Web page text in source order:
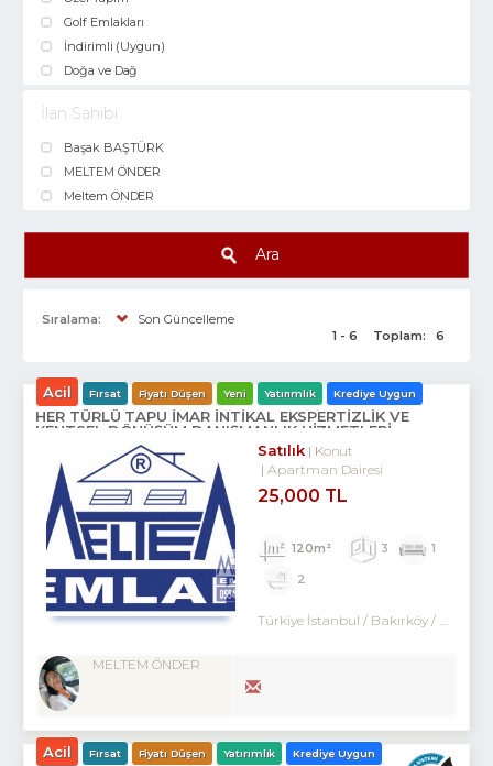
Golf Emlakları
İndirimli (Uygun)
Doğa ve Dağ
İlan Sahibi
Başak BAŞTÜRK
MELTEM ÖNDER
Meltem ÖNDER
Ara
Sıralama:
Son Güncelleme
1 - 6
Toplam: 6
Acil Fırsat Fiyatı Düşen Yeni Yatırımlık Krediye Uygun
HER TÜRLÜ TAPU İMAR İNTİKAL EKSPERTİZLİK VE
KENTSEL DÖNÜŞÜM DANIŞMANLIK HİZMETLERİ
Satılık
Konut
Apartman Dairesi
25,000 TL
120m² 3
1
2
Türkiye İstanbul / Bakırköy/ Kartaltepe
MELTEM ÖNDER
Acil Fırsat Fiyatı Düşen Yatırımlık Krediye Uygun